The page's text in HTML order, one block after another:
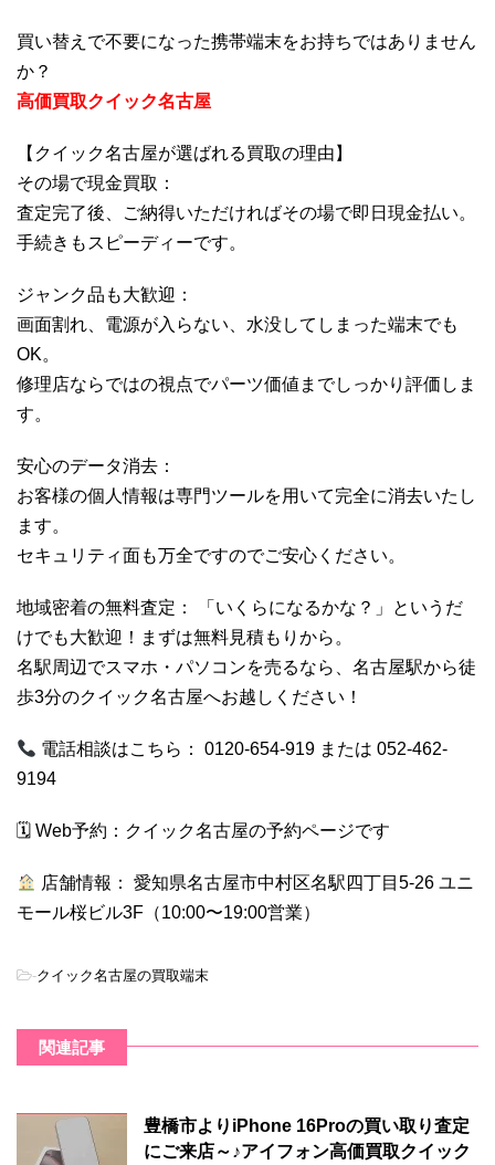
買い替えで不要になった携帯端末をお持ちではありません
か？
高価買取クイック名古屋
【クイック名古屋が選ばれる買取の理由】
その場で現金買取：
査定完了後、ご納得いただければその場で即日現金払い。
手続きもスピーディーです。
ジャンク品も大歓迎：
画面割れ、電源が入らない、水没してしまった端末でも
OK。
修理店ならではの視点でパーツ価値までしっかり評価しま
す。
安心のデータ消去：
お客様の個人情報は専門ツールを用いて完全に消去いたし
ます。
セキュリティ面も万全ですのでご安心ください。
地域密着の無料査定： 「いくらになるかな？」というだ
けでも大歓迎！まずは無料見積もりから。
名駅周辺でスマホ・パソコンを売るなら、名古屋駅から徒
歩3分のクイック名古屋へお越しください！
電話相談はこちら： 0120-654-919 または 052-462-
9194
🗓 Web予約： クイック名古屋の予約ページです
店舗情報： 愛知県名古屋市中村区名駅四丁目5-26 ユニ
モール桜ビル3F（10:00〜19:00営業）
-クイック名古屋の買取端末
関連記事
豊橋市よりiPhone 16Proの買い取り査定
にご来店～♪アイフォン高価買取クイック